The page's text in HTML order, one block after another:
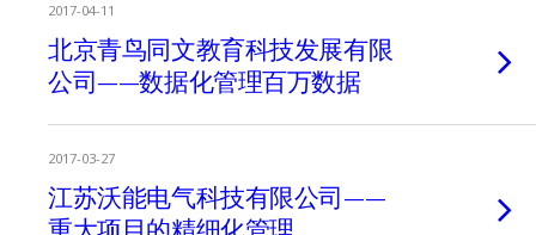
2017-04-11
北京青鸟同文教育科技发展有限
公司——数据化管理百万数据
2017-03-27
江苏沃能电气科技有限公司——
重大项目的精细化管理